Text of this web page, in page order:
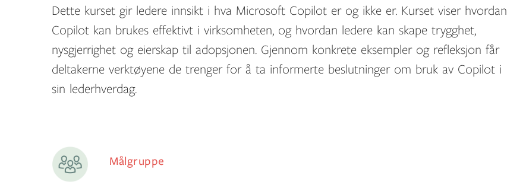
Dette kurset gir ledere innsikt i hva Microsoft Copilot er og ikke er. Kurset viser hvordan
Copilot kan brukes effektivt i virksomheten, og hvordan ledere kan skape trygghet,
nysgjerrighet og eierskap til adopsjonen. Gjennom konkrete eksempler og refleksjon får
deltakerne verktøyene de trenger for å ta informerte beslutninger om bruk av Copilot i
sin lederhverdag.
Målgruppe